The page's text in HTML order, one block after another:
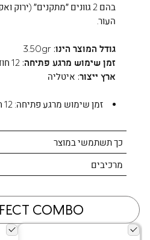
כך תשתמשי במוצר
מרכיבים
בהם 2 גוונים ״מתקנים״
העור.
גודל המוצר הינו:3.50gr
זמן שימוש מרגע פתיחה: 12 חודשים
ארץ ייצור: איטליה
זמן שימוש מרגע פתיחה: 12 חודשים
COMBO